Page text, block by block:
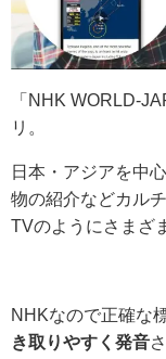
「NHK WORLD-
リ。
日本・アジアを中
物の紹介などカル
TVのようにさまざ
NHKなので正確な
き取りやすく発音